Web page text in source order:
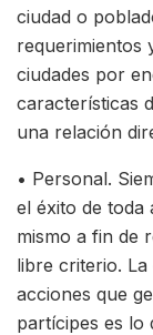
ciudad o
requerimientos
ciudades por
características
una relación
• Personal.
el éxito de
mismo a fin de
libre criterio.
acciones que
partícipes es lo